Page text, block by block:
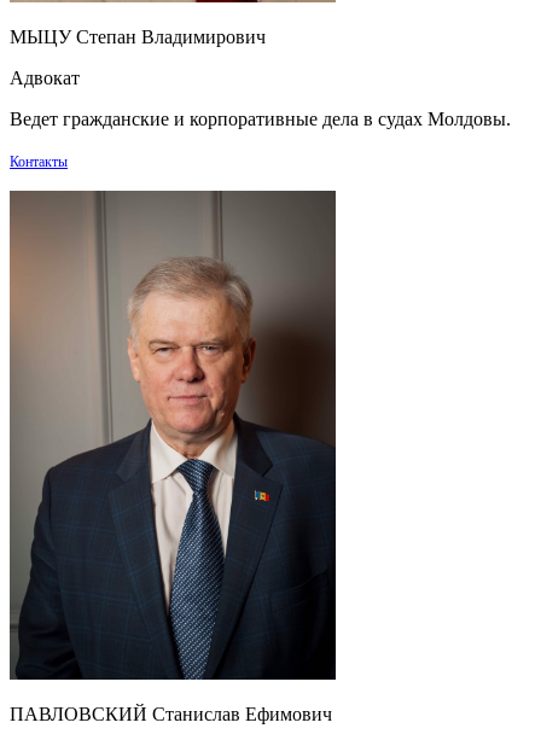
МЫЦУ Степан Владимирович
Адвокат
Ведет гражданские и корпоративные дела в судах Молдовы.
Контакты
ПАВЛОВСКИЙ Станислав Ефимович